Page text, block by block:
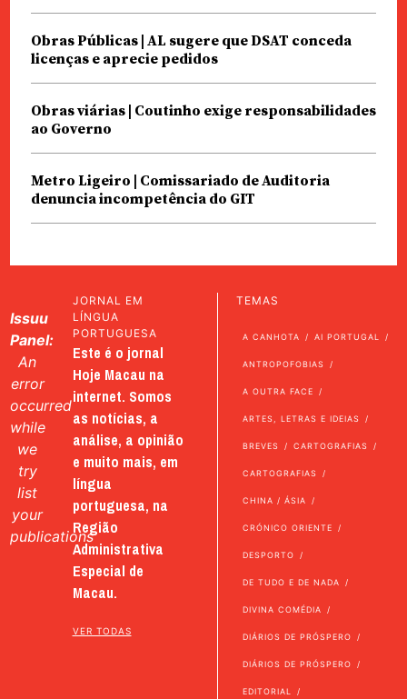
Obras Públicas | AL sugere que DSAT conceda
licenças e aprecie pedidos
Obras viárias | Coutinho exige responsabilidades
ao Governo
Metro Ligeiro | Comissariado de Auditoria
denuncia incompetência do GIT
Issuu
Panel:
An
error
occurred
while
we
try
list
your
publications
JORNAL EM
LÍNGUA
PORTUGUESA
Este é o jornal
Hoje Macau na
internet. Somos
as notícias, a
análise, a opinião
e muito mais, em
língua
portuguesa, na
Região
Administrativa
Especial de
Macau.
VER TODAS
TEMAS
A CANHOTA AI PORTUGAL
ANTROPOFOBIAS
A OUTRA FACE
ARTES, LETRAS E IDEIAS
BREVES CARTOGRAFIAS
CARTOGRAFIAS
CHINA / ÁSIA
CRÓNICO ORIENTE
DESPORTO
DE TUDO E DE NADA
DIVINA COMÉDIA
DIÁRIOS DE PRÓSPERO
DIÁRIOS DE PRÓSPERO
EDITORIAL